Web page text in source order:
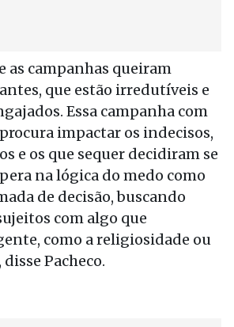
as campanhas queiram
que estão irredutíveis e
Essa campanha com
impactar os indecisos,
e os que sequer decidiram se
na lógica do medo como
de decisão, buscando
com algo que
como a religiosidade ou
Pacheco.